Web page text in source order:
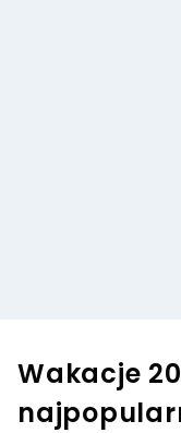
Wakacje